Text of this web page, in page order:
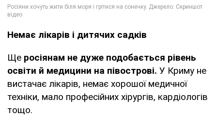
Немає лікарів і дитячих садків
Ще росіянам не дуже подобається рівень
освіти й медицини на півострові. У Криму не
вистачає лікарів, немає хорошої медичної
техніки, мало професійних хірургів, кардіологів
тощо.